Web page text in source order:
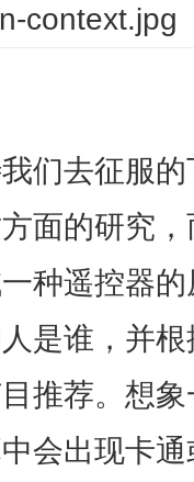
们去征服
面的研究
种遥控器
是谁，并
推荐。想
会出现卡